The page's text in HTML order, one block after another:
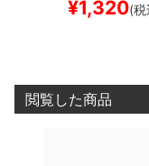
¥1,320(税
閲覧した商品